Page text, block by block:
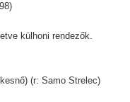
külhoni rendezők.
(r: Samo Strelec)